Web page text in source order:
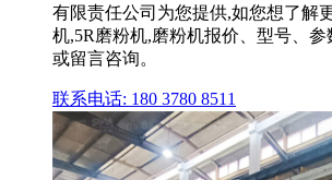
有限责任公司为您提供,如您想了解
机,5R磨粉机,磨粉机报价、型号、
或留言咨询。
联系电话: 180 3780 8511